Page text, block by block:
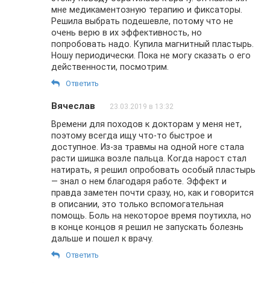
мне медикаментозную терапию и фиксаторы.
Решила выбрать подешевле, потому что не
очень верю в их эффективность, но
попробовать надо. Купила магнитный пластырь.
Ношу периодически. Пока не могу сказать о его
действенности, посмотрим.
Ответить
Вячеслав 23.03.2019 в 13:32
Времени для походов к докторам у меня нет,
поэтому всегда ищу что-то быстрое и
доступное. Из-за травмы на одной ноге стала
расти шишка возле пальца. Когда нарост стал
натирать, я решил опробовать особый пластырь
— знал о нем благодаря работе. Эффект и
правда заметен почти сразу, но, как и говорится
в описании, это только вспомогательная
помощь. Боль на некоторое время поутихла, но
в конце концов я решил не запускать болезнь
дальше и пошел к врачу.
Ответить